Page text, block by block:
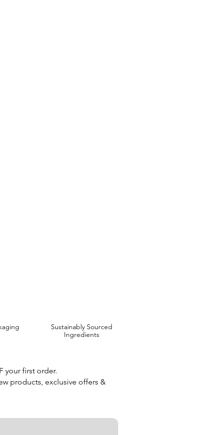
base prior to
for Caucasian or Asian skin
Sustainably Sourced
Ingredients
your first order.
products, exclusive offers &